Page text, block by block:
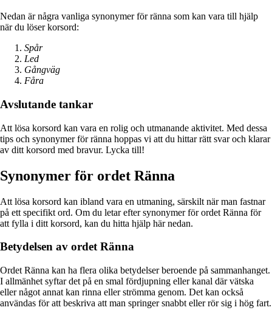
Nedan är några vanliga synonymer för ränna som kan vara till hjälp
när du löser korsord:
Spår
Led
Gångväg
Fåra
Avslutande tankar
Att lösa korsord kan vara en rolig och utmanande aktivitet. Med dessa
tips och synonymer för ränna hoppas vi att du hittar rätt svar och klarar
av ditt korsord med bravur. Lycka till!
Synonymer för ordet Ränna
Att lösa korsord kan ibland vara en utmaning, särskilt när man fastnar
på ett specifikt ord. Om du letar efter synonymer för ordet Ränna för
att fylla i ditt korsord, kan du hitta hjälp här nedan.
Betydelsen av ordet Ränna
Ordet Ränna kan ha flera olika betydelser beroende på sammanhanget.
I allmänhet syftar det på en smal fördjupning eller kanal där vätska
eller något annat kan rinna eller strömma genom. Det kan också
användas för att beskriva att man springer snabbt eller rör sig i hög fart.